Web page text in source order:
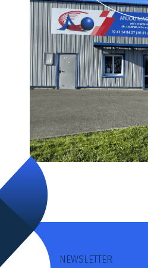
NEWSLETTER